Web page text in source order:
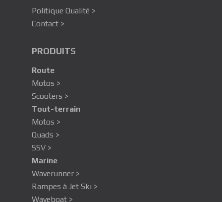
Politique Qualité >
Contact >
PRODUITS
Route
Motos >
Scooters >
Tout-terrain
Motos >
Quads >
SSV >
Marine
Waverunner >
Rampes à Jet Ski >
Waveboat >